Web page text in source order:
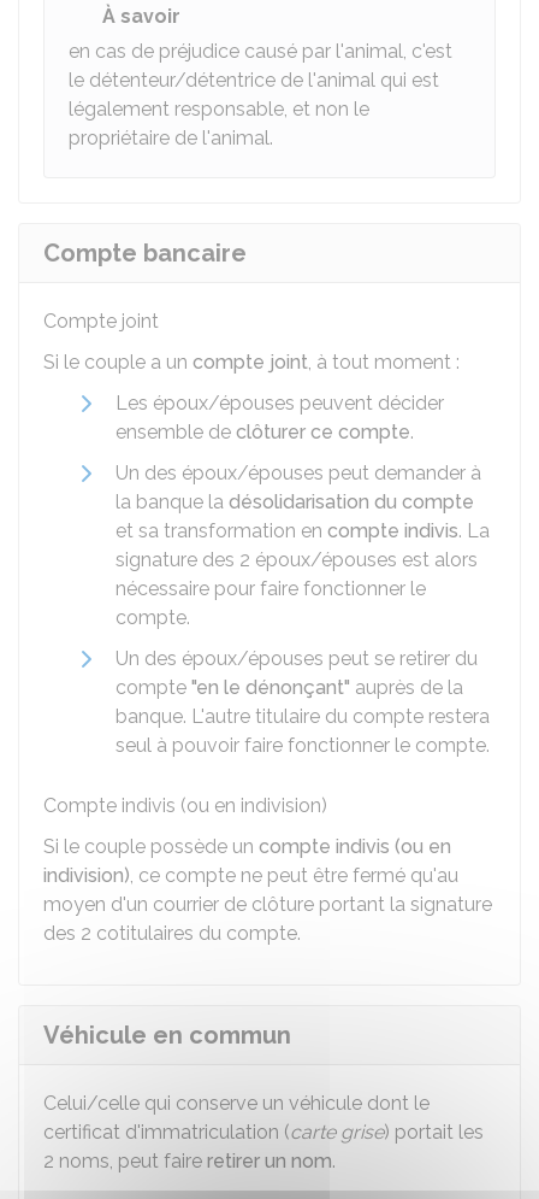
À savoir
en cas de préjudice causé par l'animal, c'est
le détenteur/détentrice de l'animal qui est
légalement responsable, et non le
propriétaire de l'animal.
Compte bancaire
Compte joint
Si le couple a un compte joint, à tout moment :
Les époux/épouses peuvent décider
ensemble de clôturer ce compte.
Un des époux/épouses peut demander à
la banque la désolidarisation du compte
et sa transformation en compte indivis. La
signature des 2 époux/épouses est alors
nécessaire pour faire fonctionner le
compte.
Un des époux/épouses peut se retirer du
compte "en le dénonçant" auprès de la
banque. L'autre titulaire du compte restera
seul à pouvoir faire fonctionner le compte.
Compte indivis (ou en indivision)
Si le couple possède un compte indivis (ou en
indivision), ce compte ne peut être fermé qu'au
moyen d'un courrier de clôture portant la signature
des 2 cotitulaires du compte.
Véhicule en commun
Celui/celle qui conserve un véhicule dont le
certificat d'immatriculation (carte grise) portait les
2 noms, peut faire retirer un nom.